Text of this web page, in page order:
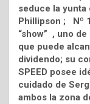
seduce la yunta
Phillipson ; Nº
“show” , uno
que puede
dividendo; su
SPEED posee
cuidado de
ambos la zona